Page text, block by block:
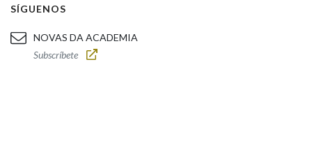
SÍGUENOS
NOVAS DA ACADEMIA
Subscríbete